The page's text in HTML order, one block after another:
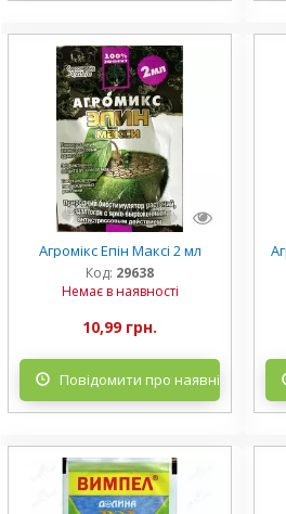
Агромікс Епін Максі 2 мл
Код: 29638
Немає в наявності
10,99 грн.
Повідомити про наявність